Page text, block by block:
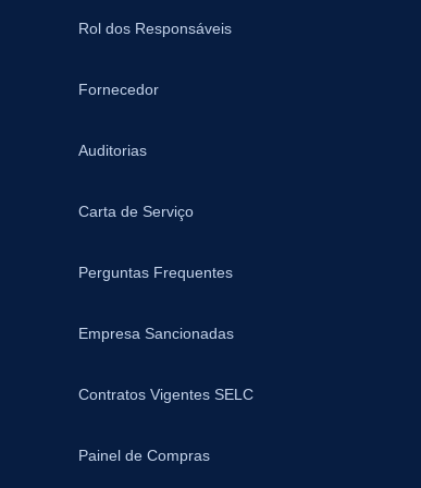
Rol dos Responsáveis
Fornecedor
Auditorias
Carta de Serviço
Perguntas Frequentes
Empresa Sancionadas
Contratos Vigentes SELC
Painel de Compras